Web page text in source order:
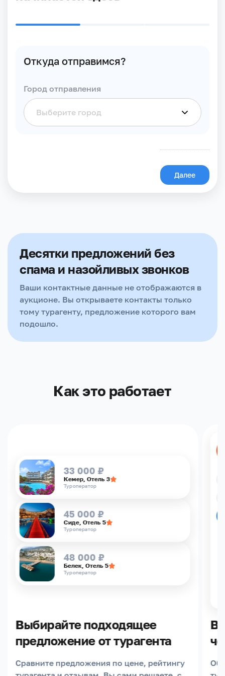
Откуда отправимся?
Город отправления
Далее
Десятки предложений без
спама и назойливых звонков
Ваши контактные данные не отображаются в
аукционе. Вы открываете контакты только
тому турагенту, предложение которого вам
подошло.
Как это работает
33 000 ₽
Кемер, Отель 3
Туроператор
45 000 ₽
Сиде, Отель 5
Туроператор
48 000 ₽
Белек, Отель 5
Туроператор
Выбирайте подходящее
предложение от турагента
Сравните предложения по цене, рейтингу